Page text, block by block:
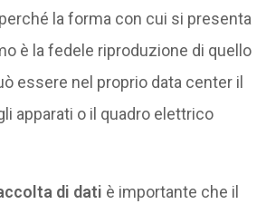
la forma con cui si presenta
è la fedele riproduzione di quello
essere nel proprio data center il
apparati o il quadro elettrico
di dati è importante che il